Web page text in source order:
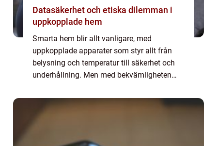
Datasäkerhet och etiska dilemman i
uppkopplade hem
Smarta hem blir allt vanligare, med
uppkopplade apparater som styr allt från
belysning och temperatur till säkerhet och
underhållning. Men med bekvämligheten
etiska dilemman. Var...